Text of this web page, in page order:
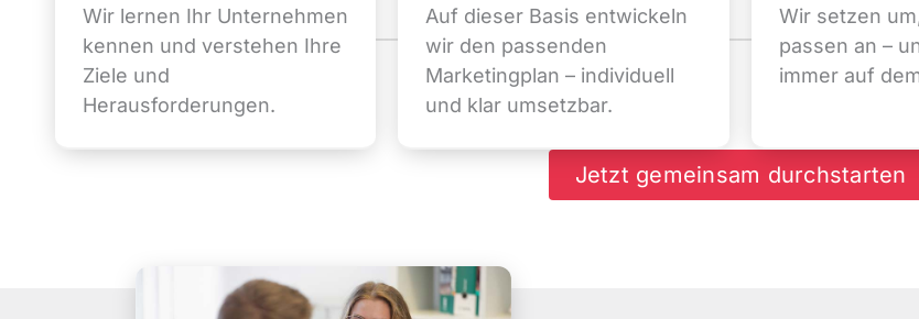
Wir lernen Ihr Unternehmen
kennen und verstehen Ihre
Ziele und
Herausforderungen.
Auf dieser Basis entwickeln
wir den passenden
Marketingplan – individuell
und klar umsetzbar.
Wir setzen
passen an –
immer auf
Jetzt gemeinsam durchstarten